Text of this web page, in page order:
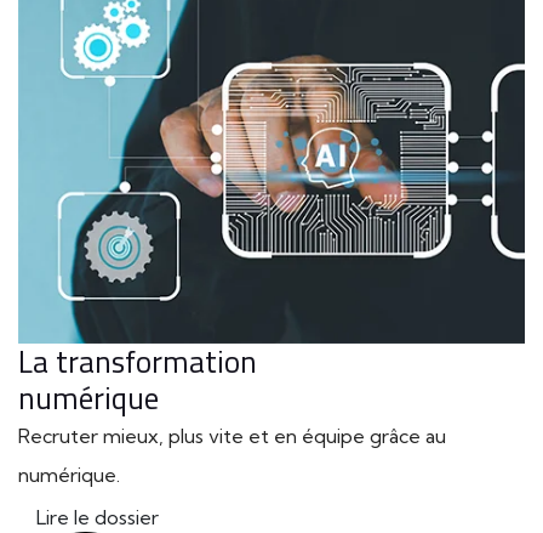
La transformation
numérique
Recruter mieux, plus vite et en équipe grâce au
numérique.
Lire le dossier